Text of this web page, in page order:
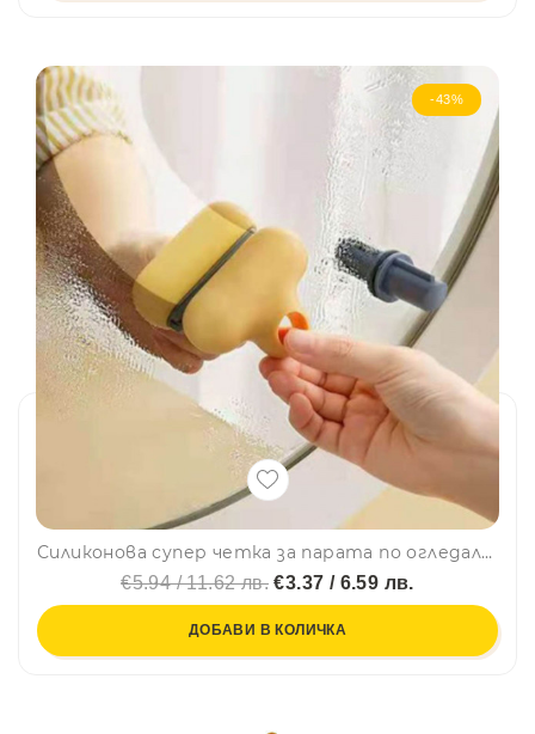
-43%
Силиконова супер четка за парата по огледалото в банята MIRROR CLEANER
€5.94 / 11.62 лв. €3.37 / 6.59 лв.
ДОБАВИ В КОЛИЧКА